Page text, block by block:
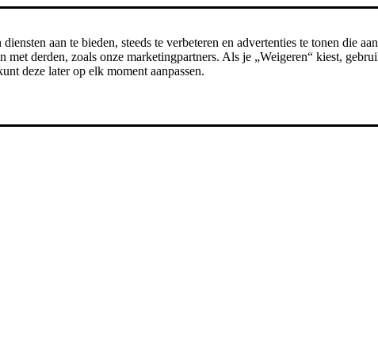
aan te bieden, steeds te verbeteren en advertenties te tonen die
met derden, zoals onze marketingpartners. Als je „Weigeren“ kiest,
deze later op elk moment aanpassen.